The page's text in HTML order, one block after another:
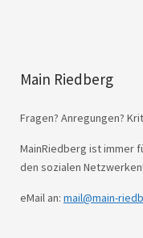
Main Riedberg
Fragen? Anregungen?
MainRiedberg ist immer
den sozialen Netzwerken!
eMail an: mail@main-